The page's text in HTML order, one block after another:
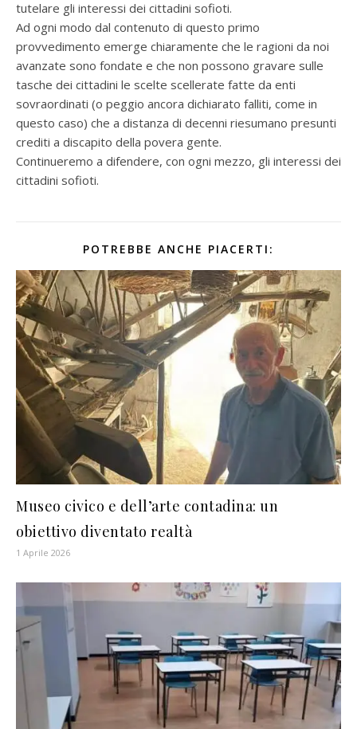
tutelare gli interessi dei cittadini sofioti.
Ad ogni modo dal contenuto di questo primo
provvedimento emerge chiaramente che le ragioni da noi
avanzate sono fondate e che non possono gravare sulle
tasche dei cittadini le scelte scellerate fatte da enti
sovraordinati (o peggio ancora dichiarato falliti, come in
questo caso) che a distanza di decenni riesumano presunti
crediti a discapito della povera gente.
Continueremo a difendere, con ogni mezzo, gli interessi dei
cittadini sofioti.
POTREBBE ANCHE PIACERTI:
Museo civico e dell’arte contadina: un
obiettivo diventato realtà
1 Aprile 2026